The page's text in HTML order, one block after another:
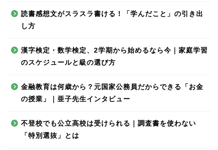
読書感想文がスラスラ書ける！「学んだこと」の引き出
し方
漢字検定・数学検定、2学期から始めるなら今｜家庭学習
のスケジュールと級の選び方
金融教育は何歳から？元国家公務員だからできる「お金
の授業」｜亜子先生インタビュー
不登校でも公立高校は受けられる｜調査書を使わない
「特別選抜」とは